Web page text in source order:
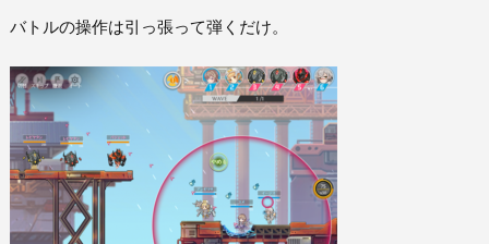
バトルの操作は引っ張って弾くだけ。